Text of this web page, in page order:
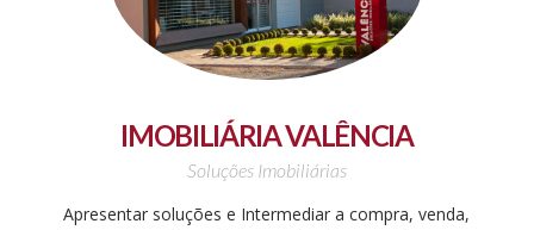
IMOBILIÁRIA VALÊNCIA
Soluções Imobiliárias
Apresentar soluções e Intermediar a compra, venda,